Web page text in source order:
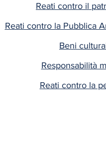
Reati contro il
Reati contro la Pubblica
Beni
Responsabilità
Reati contro la